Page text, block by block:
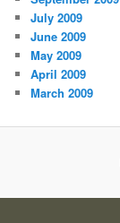
July 2009
June 2009
May 2009
April 2009
March 2009